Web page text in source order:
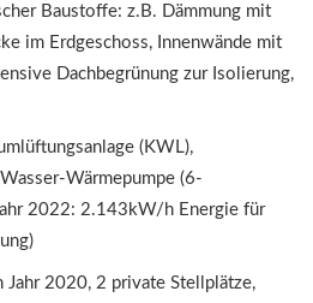
Baustoffe: z.B. Dämmung mit
im Erdgeschoss, Innenwände mit
Dachbegrünung zur Isolierung,
(KWL),
Wärmepumpe (6-
2022: 2.143kW/h Energie für
Jahr 2020, 2 private Stellplätze,